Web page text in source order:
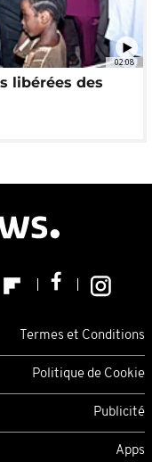
02:08
libérées des
Termes et Conditions
Politique de Cookie
Publicité
Apps